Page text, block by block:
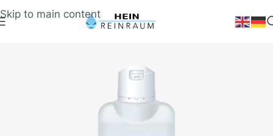
Skip to main content